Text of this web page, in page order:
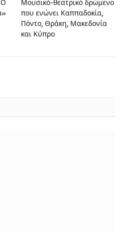
Μουσικό-θεατρικό δρώμενο
που ενώνει Καππαδοκία,
Πόντο, Θράκη, Μακεδονία
και Κύπρο